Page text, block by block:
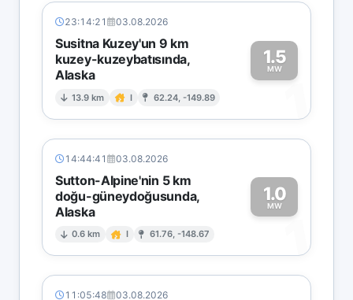
23:14:21 03.08.2026
Susitna Kuzey'un 9 km
kuzey-kuzeybatısında,
Alaska
13.9 km I 62.24, -149.89
1.5
MW
1
14:44:41 03.08.2026
Sutton-Alpine'nin 5 km
doğu-güneydoğusunda,
Alaska
0.6 km I 61.76, -148.67
1.0
MW
1
11:05:48 03.08.2026